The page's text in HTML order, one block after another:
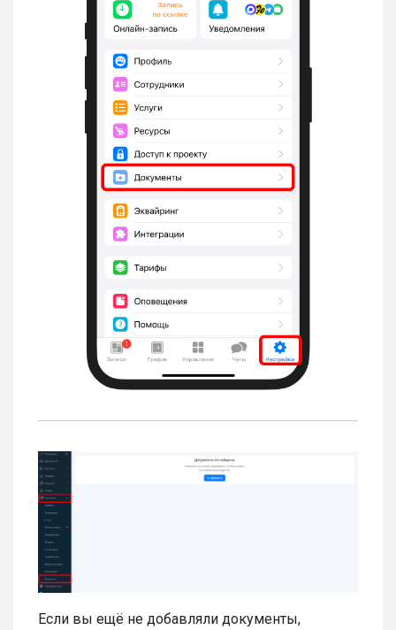
Если вы ещё не добавляли документы,